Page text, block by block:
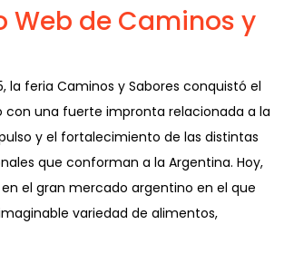
Web de Caminos y
la feria Caminos y Sabores conquistó el
con una fuerte impronta relacionada a la
y el fortalecimiento de las distintas
que conforman a la Argentina. Hoy,
el gran mercado argentino en el que
variedad de alimentos,